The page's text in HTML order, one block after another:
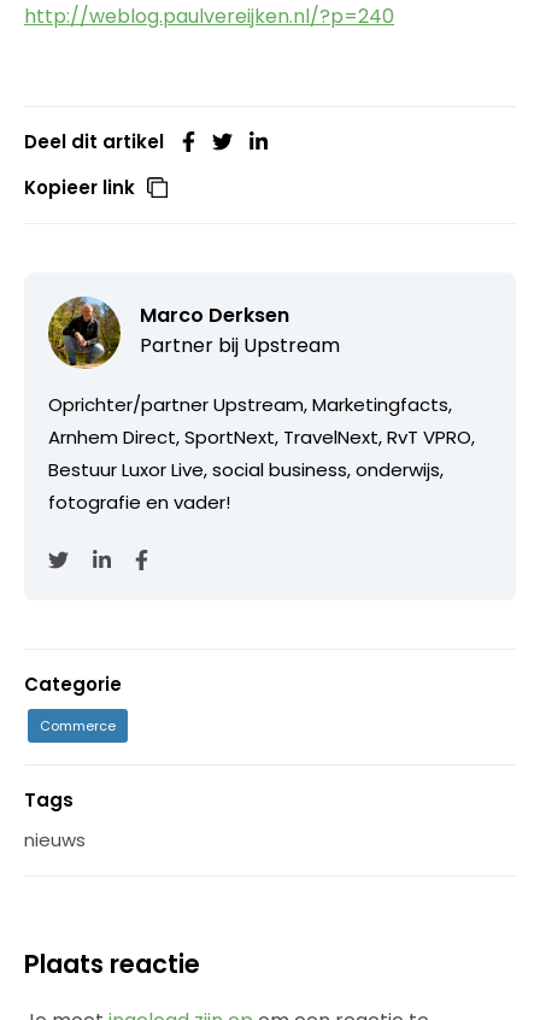
http://weblog.paulvereijken.nl/?p=240
Deel dit artikel
Kopieer link
Marco Derksen
Partner bij Upstream
Oprichter/partner Upstream, Marketingfacts,
Arnhem Direct, SportNext, TravelNext, RvT VPRO,
Bestuur Luxor Live, social business, onderwijs,
fotografie en vader!
Categorie
Commerce
Tags
nieuws
Plaats reactie